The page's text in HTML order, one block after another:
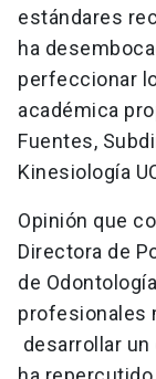
estándares
ha
perfeccionar
académica
Fuentes,
Kinesiología
Opinión que
Directora de
de
profesionales
desarrollar